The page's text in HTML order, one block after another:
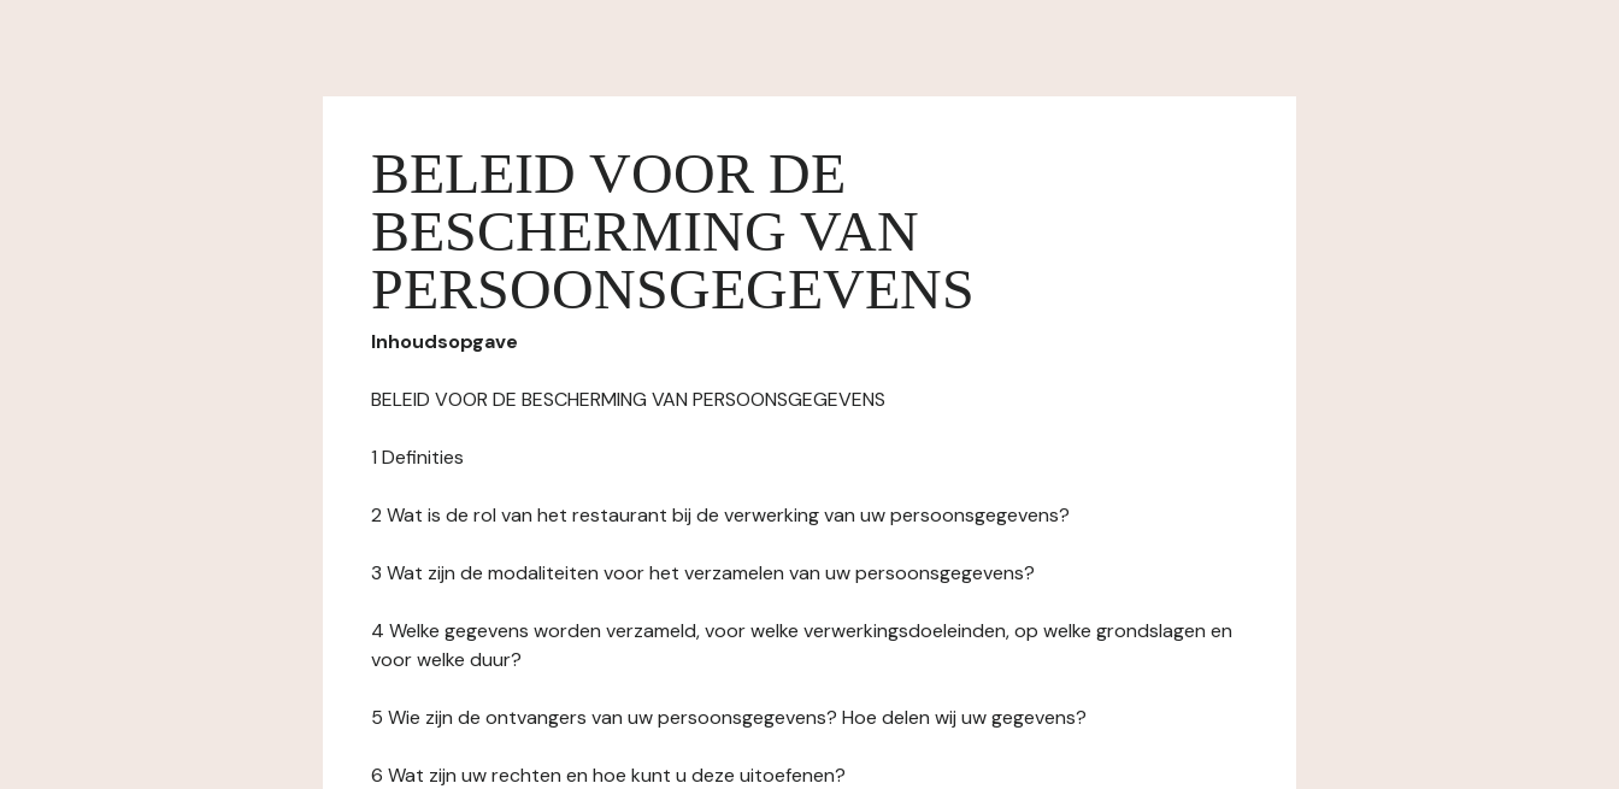
BELEID VOOR DE
BESCHERMING VAN
PERSOONSGEGEVENS
Inhoudsopgave
BELEID VOOR DE BESCHERMING VAN PERSOONSGEGEVENS
1 Definities
2 Wat is de rol van het restaurant bij de verwerking van uw persoonsgegevens?
3 Wat zijn de modaliteiten voor het verzamelen van uw persoonsgegevens?
4 Welke gegevens worden verzameld, voor welke verwerkingsdoeleinden, op welke grondslagen en
voor welke duur?
5 Wie zijn de ontvangers van uw persoonsgegevens? Hoe delen wij uw gegevens?
6 Wat zijn uw rechten en hoe kunt u deze uitoefenen?